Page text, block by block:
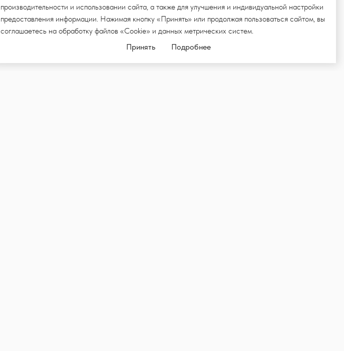
производительности и использовании сайта, а также для улучшения и индивидуальной настройки
предоставления информации. Нажимая кнопку «Принять» или продолжая пользоваться сайтом, вы
соглашаетесь на обработку файлов «Cookie» и данных метрических систем.
Принять
Подробнее